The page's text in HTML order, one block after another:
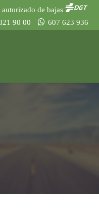
autorizado de bajas
90 00
607 623 936